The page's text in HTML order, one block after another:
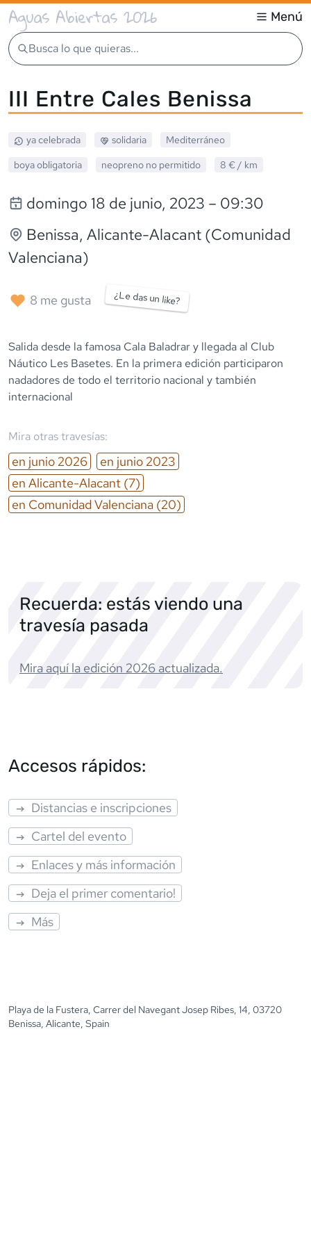
Aguas Abiertas 2026 Menú
Busca lo que quieras...
III Entre Cales Benissa
ya celebrada solidaria
Mediterráneo
boya obligatoria
neopreno no permitido 8 € / km
domingo 18 de junio, 2023 – 09:30
Benissa, Alicante-Alacant (Comunidad
Valenciana)
8 me gusta ¿Le das un like?
Salida desde la famosa Cala Baladrar y llegada al Club
Náutico Les Basetes. En la primera edición participaron
nadadores de todo el territorio nacional y también
internacional
Mira otras travesías:
en junio 2026 en junio 2023
en Alicante-Alacant (7)
en Comunidad Valenciana (20)
Recuerda: estás viendo una
travesía pasada
Mira aquí la edición 2026 actualizada.
Accesos rápidos:
Distancias e inscripciones
Cartel del evento
Enlaces y más información
Deja el primer comentario!
Más
Playa de la Fustera, Carrer del Navegant Josep Ribes, 14, 03720
Benissa, Alicante, Spain